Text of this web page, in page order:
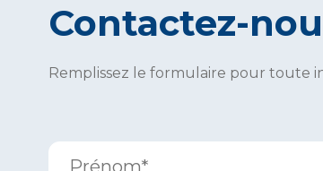
Contactez-
Remplissez le formulaire pour toute